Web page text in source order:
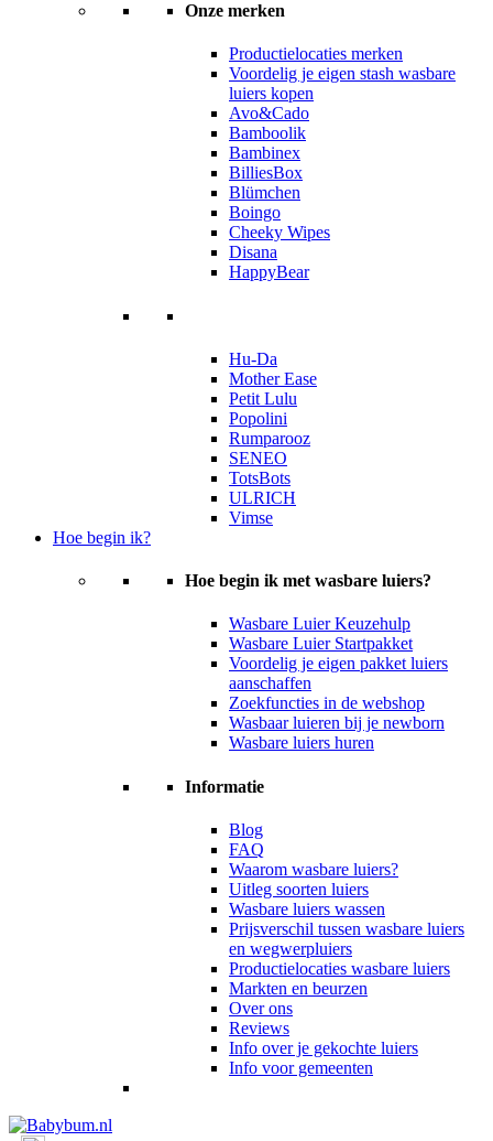
Onze merken
Productielocaties merken
Voordelig je eigen stash wasbare
luiers kopen
Avo&Cado
Bamboolik
Bambinex
BilliesBox
Blümchen
Boingo
Cheeky Wipes
Disana
HappyBear
Hu-Da
Mother Ease
Petit Lulu
Popolini
Rumparooz
SENEO
TotsBots
ULRICH
Vimse
Hoe begin ik?
Hoe begin ik met wasbare luiers?
Wasbare Luier Keuzehulp
Wasbare Luier Startpakket
Voordelig je eigen pakket luiers
aanschaffen
Zoekfuncties in de webshop
Wasbaar luieren bij je newborn
Wasbare luiers huren
Informatie
Blog
FAQ
Waarom wasbare luiers?
Uitleg soorten luiers
Wasbare luiers wassen
Prijsverschil tussen wasbare luiers
en wegwerpluiers
Productielocaties wasbare luiers
Markten en beurzen
Over ons
Reviews
Info over je gekochte luiers
Info voor gemeenten